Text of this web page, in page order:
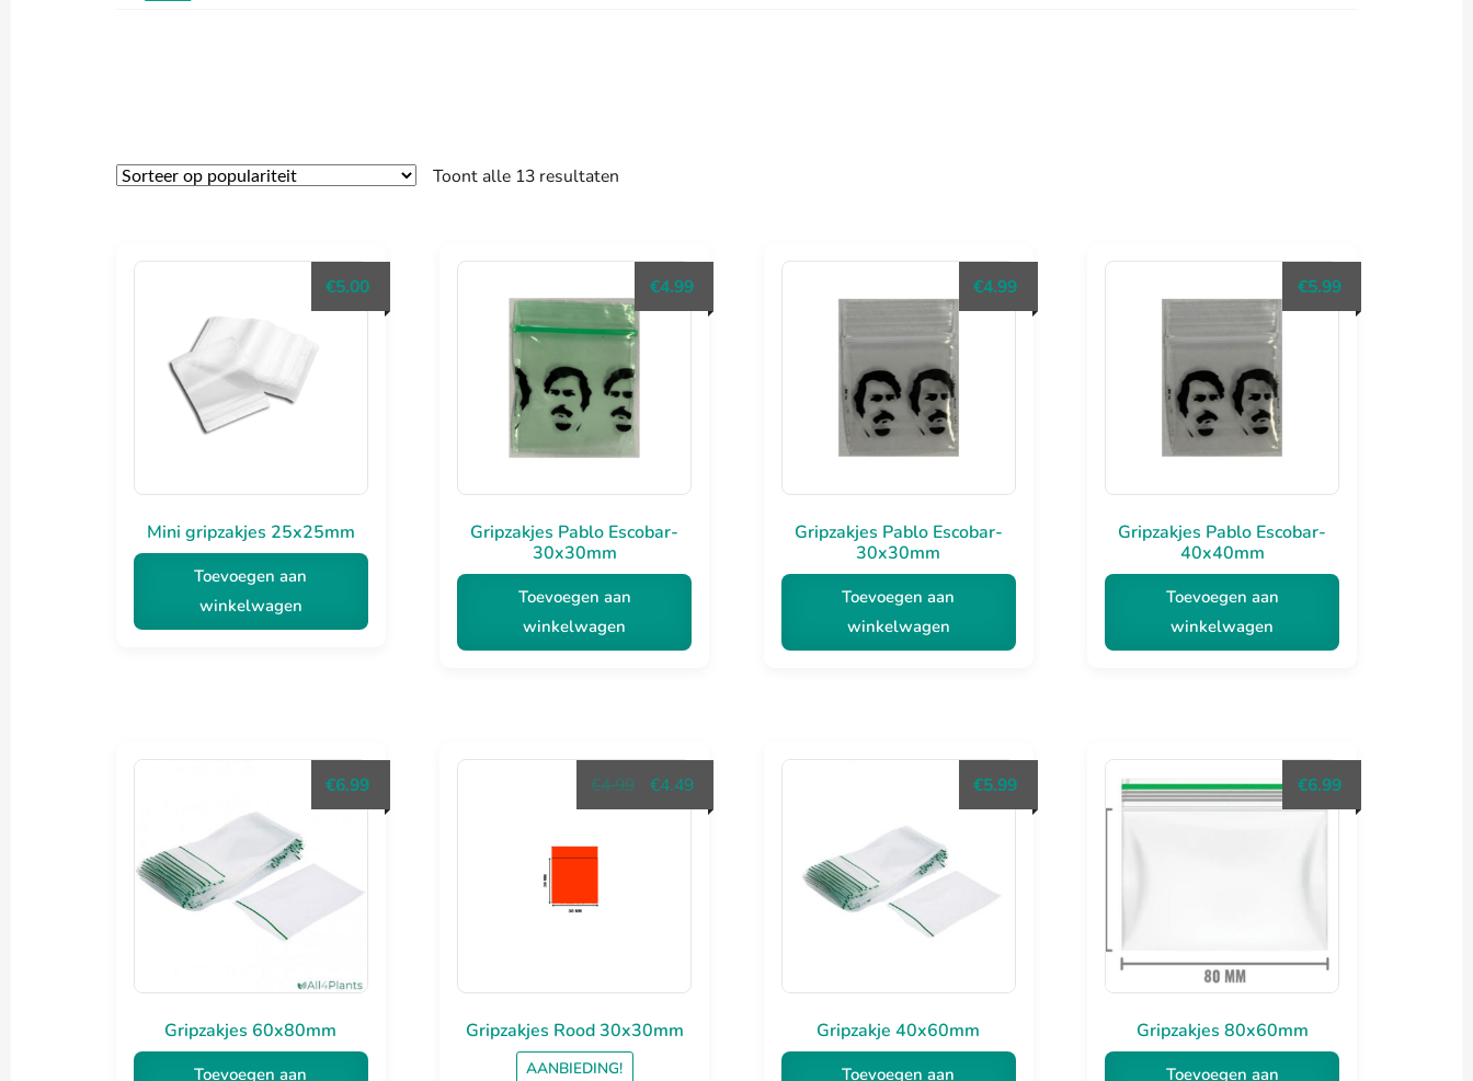
Toont alle 13 resultaten
Mini gripzakjes 25x25mm
€5.00
Toevoegen aan
winkelwagen
Gripzakjes Pablo Escobar-
30x30mm
€4.99
Toevoegen aan
winkelwagen
Gripzakjes Pablo Escobar-
30x30mm
€4.99
Toevoegen aan
winkelwagen
Gripzakjes Pablo Escobar-
40x40mm
€5.99
Toevoegen aan
winkelwagen
Gripzakjes 60x80mm
€6.99
Toevoegen aan
Gripzakjes Rood 30x30mm
AANBIEDING!
€4.99
Oorspronkelijke
prijs
€4.49Huidige
prijs
Gripzakje 40x60mm
€5.99
Toevoegen aan
Gripzakjes 80x60mm
€6.99
Toevoegen aan